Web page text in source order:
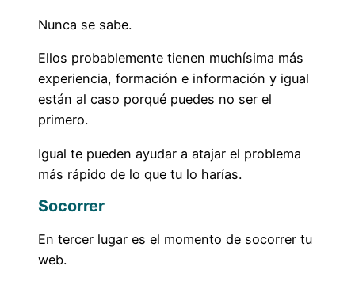
Nunca se sabe.
Ellos probablemente tienen muchísima más
experiencia, formación e información y igual
están al caso porqué puedes no ser el
primero.
Igual te pueden ayudar a atajar el problema
más rápido de lo que tu lo harías.
Socorrer
En tercer lugar es el momento de socorrer tu
web.